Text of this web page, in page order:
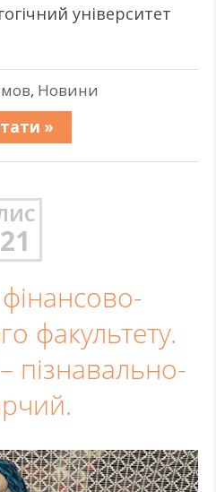
університет
, Новини
»
21
факультету.
пізнавально-